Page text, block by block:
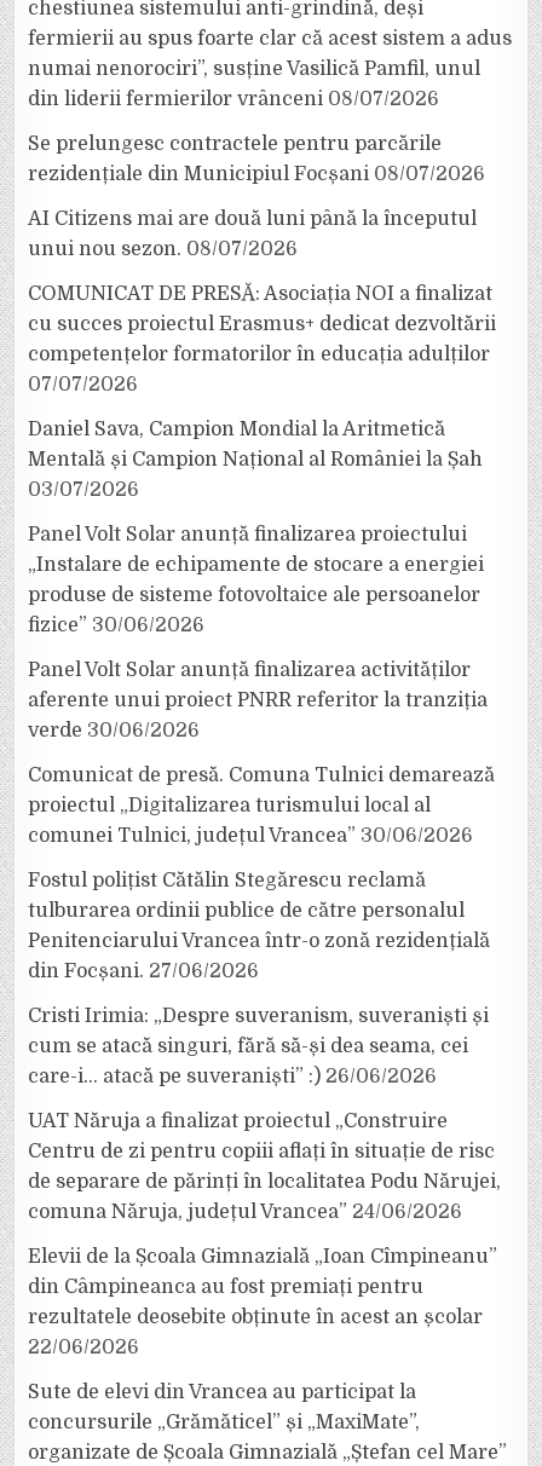
chestiunea sistemului anti-grindină, deși
fermierii au spus foarte clar că acest sistem a adus
numai nenorociri”, susține Vasilică Pamfil, unul
din liderii fermierilor vrânceni 08/07/2026
Se prelungesc contractele pentru parcările
rezidențiale din Municipiul Focșani 08/07/2026
AI Citizens mai are două luni până la începutul
unui nou sezon. 08/07/2026
COMUNICAT DE PRESĂ: Asociația NOI a finalizat
cu succes proiectul Erasmus+ dedicat dezvoltării
competențelor formatorilor în educația adulților
07/07/2026
Daniel Sava, Campion Mondial la Aritmetică
Mentală și Campion Național al României la Șah
03/07/2026
Panel Volt Solar anunță finalizarea proiectului
„Instalare de echipamente de stocare a energiei
produse de sisteme fotovoltaice ale persoanelor
fizice” 30/06/2026
Panel Volt Solar anunță finalizarea activităților
aferente unui proiect PNRR referitor la tranziția
verde 30/06/2026
Comunicat de presă. Comuna Tulnici demarează
proiectul „Digitalizarea turismului local al
comunei Tulnici, județul Vrancea” 30/06/2026
Fostul polițist Cătălin Stegărescu reclamă
tulburarea ordinii publice de către personalul
Penitenciarului Vrancea într-o zonă rezidențială
din Focșani. 27/06/2026
Cristi Irimia: „Despre suveranism, suveraniști și
cum se atacă singuri, fără să-și dea seama, cei
care-i… atacă pe suveraniști” :) 26/06/2026
UAT Năruja a finalizat proiectul „Construire
Centru de zi pentru copiii aflați în situație de risc
de separare de părinți în localitatea Podu Nărujei,
comuna Năruja, județul Vrancea” 24/06/2026
Elevii de la Școala Gimnazială „Ioan Cîmpineanu”
din Câmpineanca au fost premiați pentru
rezultatele deosebite obținute în acest an școlar
22/06/2026
Sute de elevi din Vrancea au participat la
concursurile „Grămăticel” și „MaxiMate”,
organizate de Școala Gimnazială „Ștefan cel Mare”